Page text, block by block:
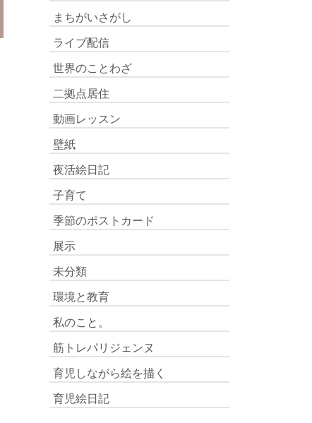
まちがいさがし
ライブ配信
世界のことわざ
二拠点居住
動画レッスン
壁紙
夜活絵日記
子育て
季節のポストカード
展示
未分類
環境と教育
私のこと。
筋トレパリジェンヌ
育児しながら絵を描く
育児絵日記